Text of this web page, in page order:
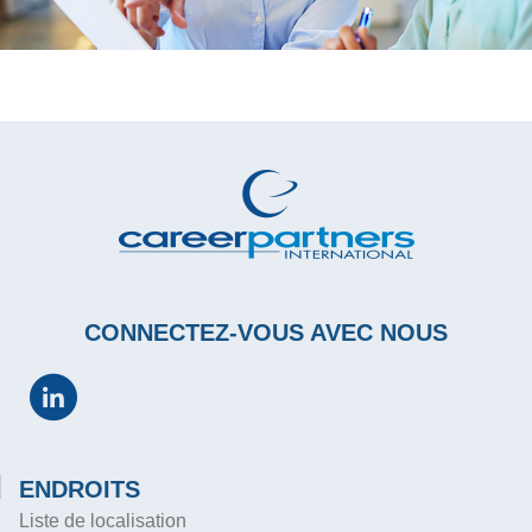
CONNECTEZ-VOUS AVEC NOUS
ENDROITS
Liste de localisation